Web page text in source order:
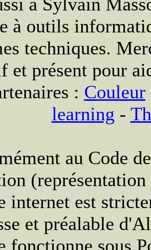
à outils
techniques.
et présent pour
: Couleur
learning -
au Code
internet est
et préalable
fonctionne sous